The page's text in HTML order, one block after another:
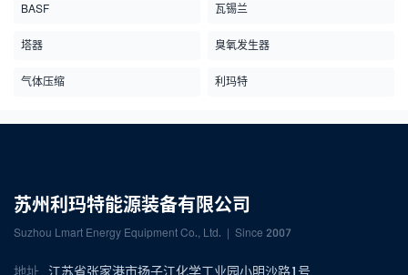
BASF 瓦锡兰
塔器 臭氧发生器
气体压缩 利玛特
苏州利玛特能源装备有限公司
Suzhou Lmart Energy Equipment Co., Ltd. | Since 2007
地址 江苏省张家港市扬子江化学工业园小明沙路1号